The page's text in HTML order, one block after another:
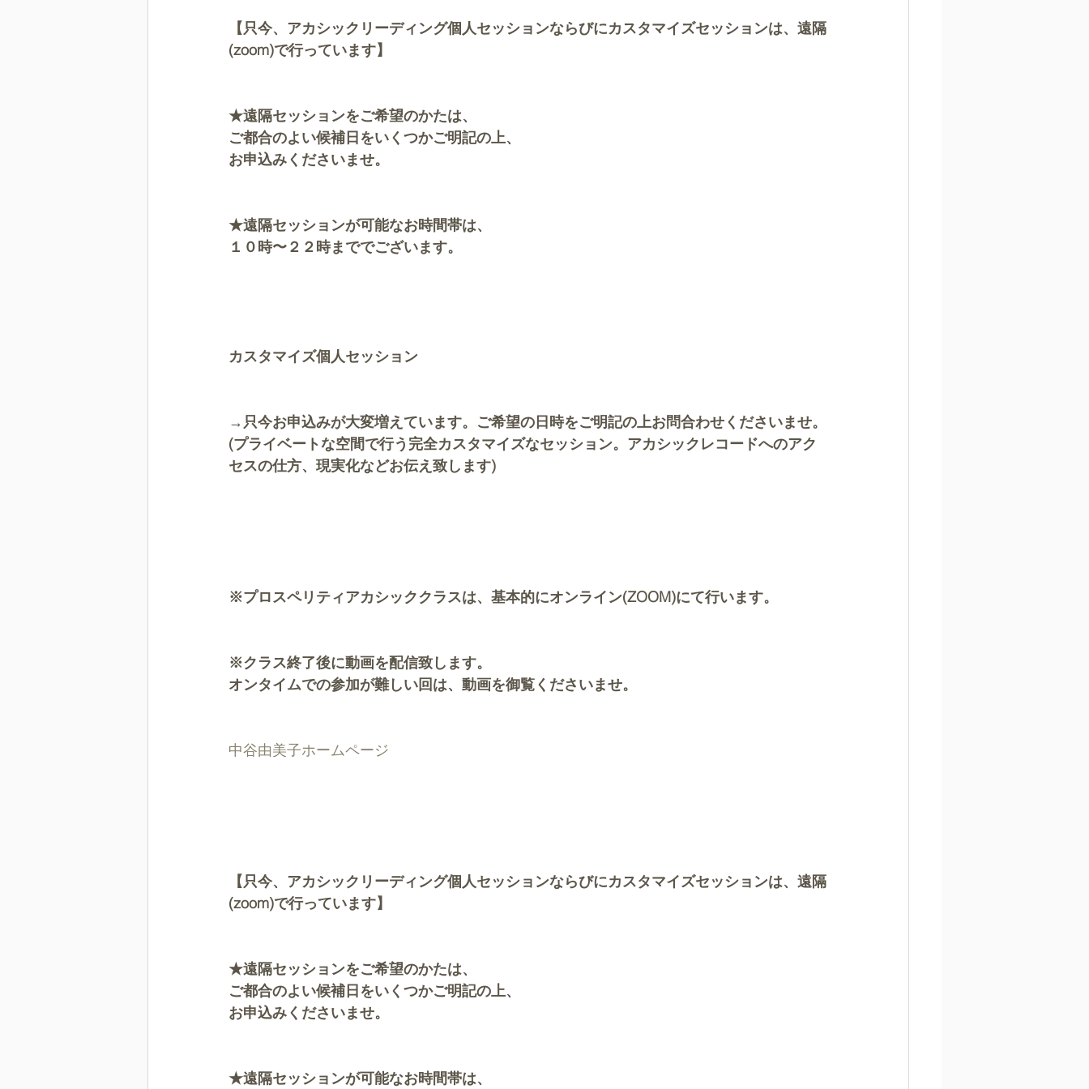
【只今、アカシックリーディング個人セッションならびにカスタマイズセッションは、遠隔
(zoom)で行っています】
★遠隔セッションをご希望のかたは、
ご都合のよい候補日をいくつかご明記の上、
お申込みくださいませ。
★遠隔セッションが可能なお時間帯は、
１０時〜２２時まででございます。
カスタマイズ個人セッション
→只今お申込みが大変増えています。ご希望の日時をご明記の上お問合わせくださいませ。
(プライベートな空間で行う完全カスタマイズなセッション。アカシックレコードへのアク
セスの仕方、現実化などお伝え致します)
※プロスペリティアカシッククラスは、基本的にオンライン(ZOOM)にて行います。
※クラス終了後に動画を配信致します。
オンタイムでの参加が難しい回は、動画を御覧くださいませ。
中谷由美子ホームページ
【只今、アカシックリーディング個人セッションならびにカスタマイズセッションは、遠隔
(zoom)で行っています】
★遠隔セッションをご希望のかたは、
ご都合のよい候補日をいくつかご明記の上、
お申込みくださいませ。
★遠隔セッションが可能なお時間帯は、